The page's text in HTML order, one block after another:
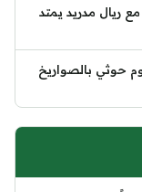
ريال مدريد يمتد
حوثي بالصواريخ